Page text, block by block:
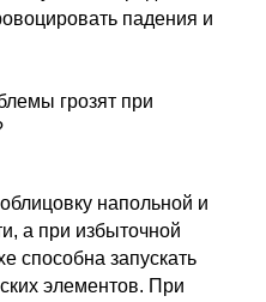
падения и
грозят при
напольной и
а при избыточной
способна запускать
элементов. При